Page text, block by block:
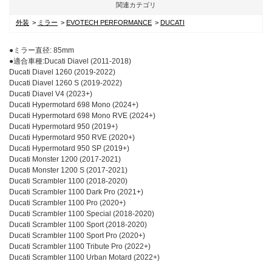
関連カテゴリ
外装 ミラー EVOTECH PERFORMANCE DUCATI
●ミラー直径: 85mm
●適合車種:Ducati Diavel (2011-2018)
Ducati Diavel 1260 (2019-2022)
Ducati Diavel 1260 S (2019-2022)
Ducati Diavel V4 (2023+)
Ducati Hypermotard 698 Mono (2024+)
Ducati Hypermotard 698 Mono RVE (2024+)
Ducati Hypermotard 950 (2019+)
Ducati Hypermotard 950 RVE (2020+)
Ducati Hypermotard 950 SP (2019+)
Ducati Monster 1200 (2017-2021)
Ducati Monster 1200 S (2017-2021)
Ducati Scrambler 1100 (2018-2020)
Ducati Scrambler 1100 Dark Pro (2021+)
Ducati Scrambler 1100 Pro (2020+)
Ducati Scrambler 1100 Special (2018-2020)
Ducati Scrambler 1100 Sport (2018-2020)
Ducati Scrambler 1100 Sport Pro (2020+)
Ducati Scrambler 1100 Tribute Pro (2022+)
Ducati Scrambler 1100 Urban Motard (2022+)